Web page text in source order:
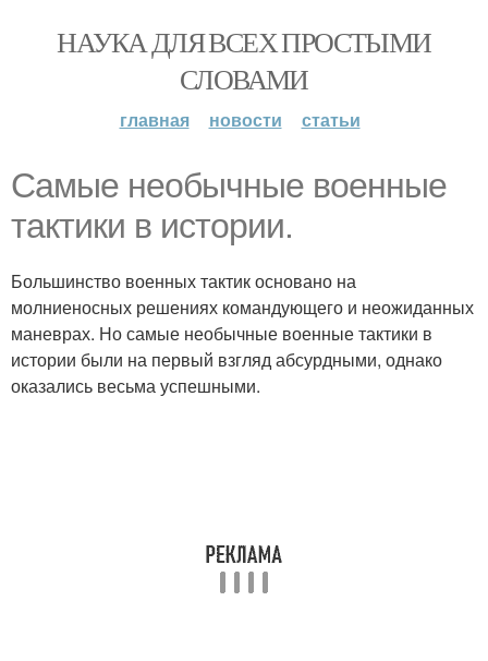
НАУКА ДЛЯ ВСЕХ ПРОСТЫМИ
СЛОВАМИ
главная новости статьи
Самые необычные военные
тактики в истории.
Большинство военных тактик основано на
молниеносных решениях командующего и неожиданных
маневрах. Но самые необычные военные тактики в
истории были на первый взгляд абсурдными, однако
оказались весьма успешными.